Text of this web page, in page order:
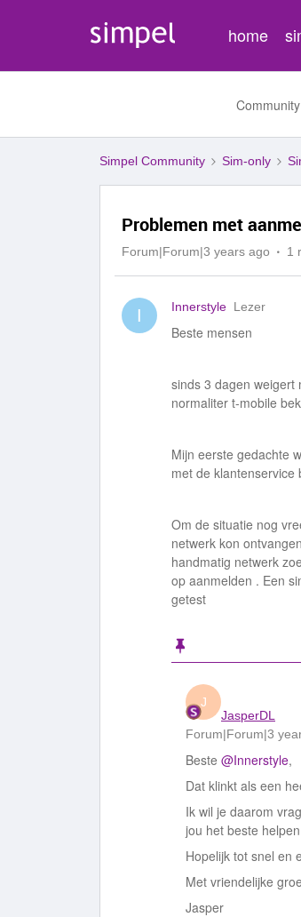
home
Community
Simpel Community Sim-only
Problemen met
Forum|Forum|3 years ago 1
I Innerstyle Lezer
Beste mensen
sinds 3 dagen weigert
normaliter t-mobile
Mijn eerste gedachte
met de klantenservice
Om de situatie nog
netwerk kon
handmatig netwerk
op aanmelden . Een
getest
J
JasperDL
Forum|Forum|3
Beste @Innerstyle,
Dat klinkt als een
Ik wil je daarom
jou het beste
Hopelijk tot snel en
Met vriendelijke
Jasper